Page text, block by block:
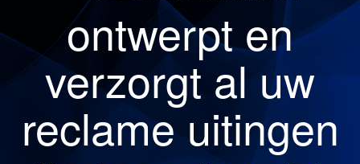
ontwerpt en
verzorgt al uw
reclame uitingen